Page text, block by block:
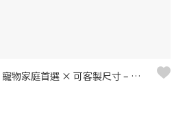
慕斯防貓抓布模組沙發｜寵物家庭首選 × 可客製尺寸 – 擇木深耕